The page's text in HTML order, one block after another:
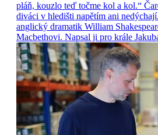
pláň, kouzlo teď točme kol a kol.“
diváci v hledišti napětím ani
anglický dramatik William
Macbethovi. Napsal ji pro krále